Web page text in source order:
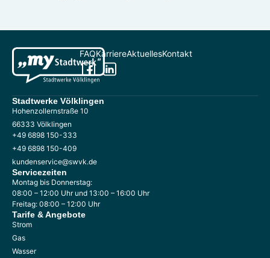
FAQKarriereAktuellesKontakt
Stadtwerke Völklingen
Hohenzollernstraße 10
66333 Völklingen
+49 6898 150-333
+49 6898 150-409
kundenservice@swvk.de
Servicezeiten
Montag bis Donnerstag:
08:00 – 12:00 Uhr und 13:00 – 16:00 Uhr
Freitag: 08:00 – 12:00 Uhr
Tarife & Angebote
Strom
Gas
Wasser